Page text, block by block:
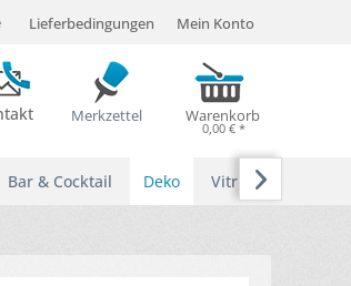
Lieferbedingungen
Merkzettel
Mein Konto
Warenkorb
0,00 € *
Bar & Cocktail Deko Vitrinen
